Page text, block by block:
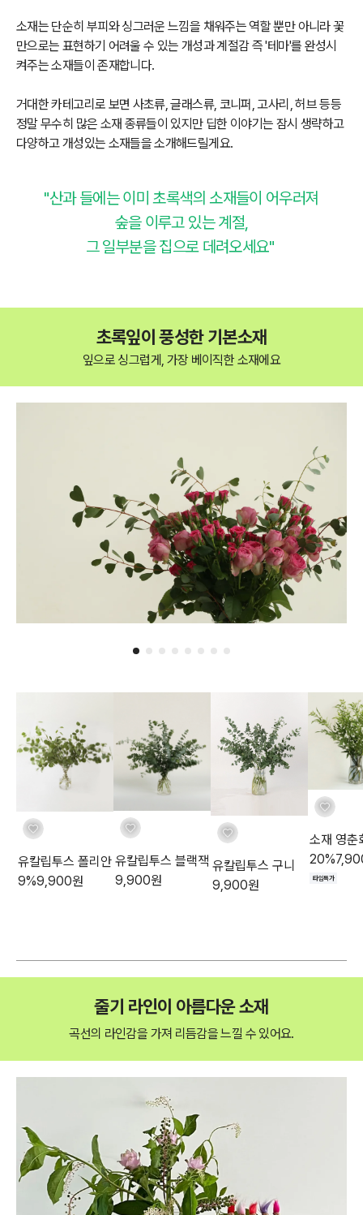
소재는 단순히 부피와 싱그러운 느낌을 채워주는 역할 뿐만 아니라 꽃
만으로는 표현하기 어려울 수 있는 개성과 계절감 즉 '테마'를 완성시
켜주는 소재들이 존재합니다.
거대한 카테고리로 보면 사초류, 글래스류, 코니퍼, 고사리, 허브 등등
정말 무수히 많은 소재 종류들이 있지만 딥한 이야기는 잠시 생략하고
다양하고 개성있는 소재들을 소개해드릴게요.
"산과 들에는이미 초록색의 소재들이 어우러져
숲을 이루고 있는 계절,
그 일부분을 집으로 데려오세요"
초록잎이 풍성한 기본소재
잎으로 싱그럽게, 가장 베이직한 소재에요
유칼립투스 폴리안
9%9,900원
유칼립투스 블랙잭
9,900원
유칼립투스 구니
9,900원
소재 영춘
20%
타임특가
줄기 라인이 아름다운 소재
곡선의 라인감을 가져 리듬감을 느낄 수 있어요.